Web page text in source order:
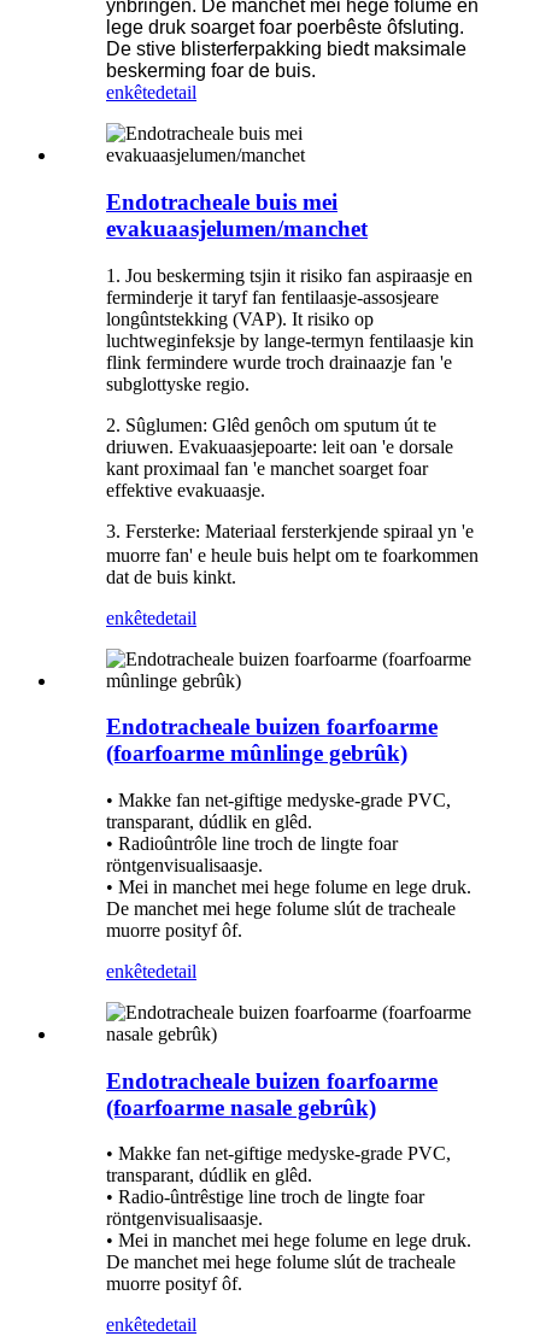
ynbringen. De manchet mei hege folume en
lege druk soarget foar poerbêste ôfsluting.
De stive blisterferpakking biedt maksimale
beskerming foar de buis.
enkêtedetail
Endotracheale buis mei
evakuaasjelumen/manchet
1. Jou beskerming tsjin it risiko fan aspiraasje en
ferminderje it taryf fan fentilaasje-assosjeare
longûntstekking (VAP). It risiko op
luchtweginfeksje by lange-termyn fentilaasje kin
flink fermindere wurde troch drainaazje fan 'e
subglottyske regio.
2. Sûglumen: Glêd genôch om sputum út te
driuwen. Evakuaasjepoarte: leit oan 'e dorsale
kant proximaal fan 'e manchet soarget foar
effektive evakuaasje.
3. Fersterke: Materiaal fersterkjende spiraal yn 'e
muorre fan' e heule buis helpt om te foarkommen
dat de buis kinkt.
enkêtedetail
Endotracheale buizen foarfoarme
(foarfoarme mûnlinge gebrûk)
• Makke fan net-giftige medyske-grade PVC,
transparant, dúdlik en glêd.
• Radioûntrôle line troch de lingte foar
röntgenvisualisaasje.
• Mei in manchet mei hege folume en lege druk.
De manchet mei hege folume slút de tracheale
muorre posityf ôf.
enkêtedetail
Endotracheale buizen foarfoarme
(foarfoarme nasale gebrûk)
• Makke fan net-giftige medyske-grade PVC,
transparant, dúdlik en glêd.
• Radio-ûntrêstige line troch de lingte foar
röntgenvisualisaasje.
• Mei in manchet mei hege folume en lege druk.
De manchet mei hege folume slút de tracheale
muorre posityf ôf.
enkêtedetail